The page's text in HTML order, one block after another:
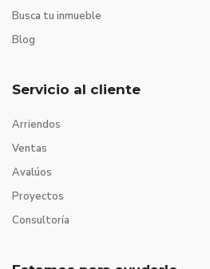
Busca tu inmueble
Blog
Servicio al cliente
Arriendos
Ventas
Avalúos
Proyectos
Consultoría